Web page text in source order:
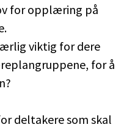
for opplæring på
viktig for dere
for å
deltakere som skal